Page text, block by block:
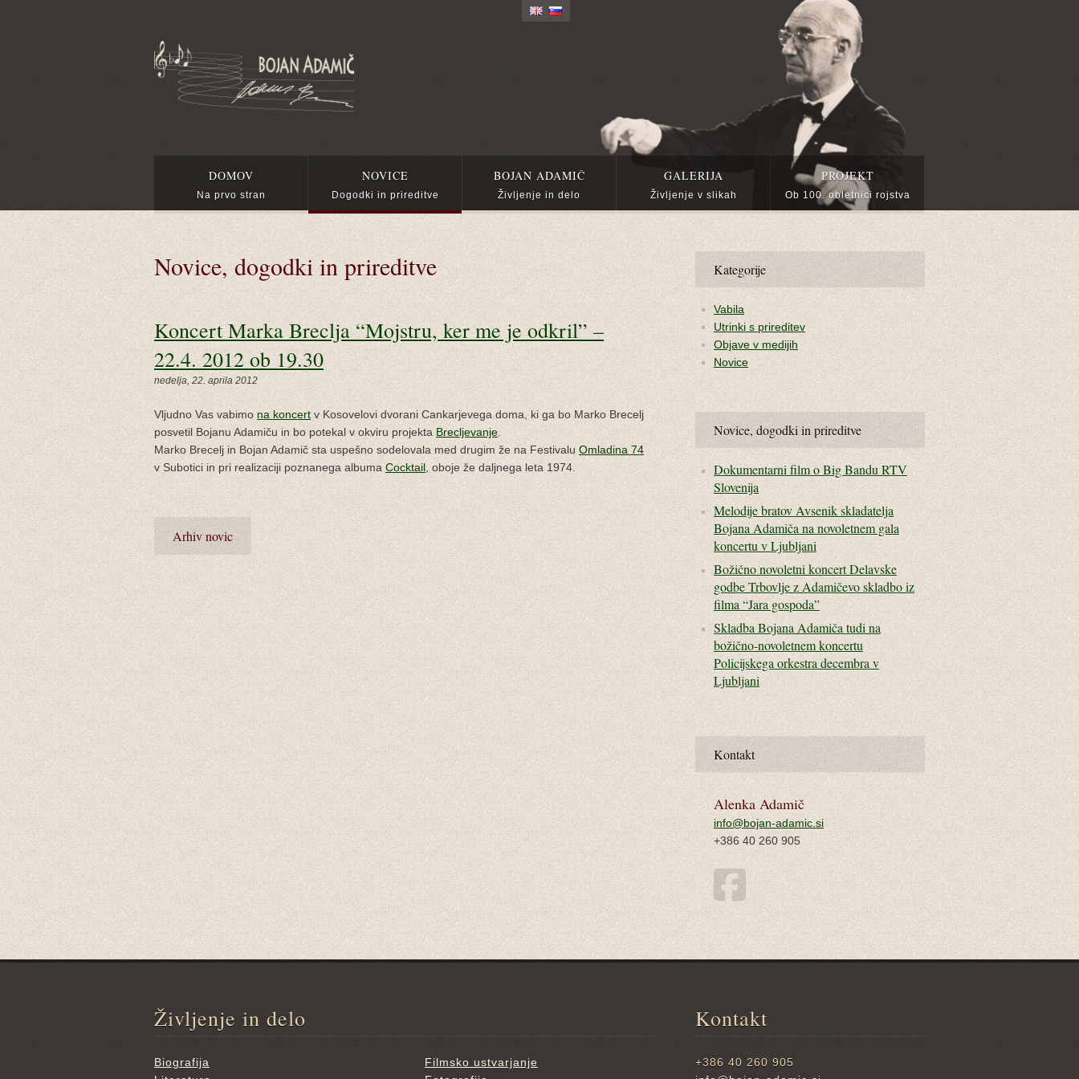
DOMOV
Na prvo stran
NOVICE
Dogodki in prireditve
BOJAN ADAMIČ
Življenje in delo
GALERIJA
Življenje v slikah
PROJEKT
Ob 100. obletnici rojstva
Novice, dogodki in prireditve
Koncert Marka Breclja “Mojstru, ker me je odkril” –
22.4. 2012 ob 19.30
nedelja, 22. aprila 2012
Vljudno Vas vabimo na koncertv Kosovelovi dvorani Cankarjevega doma, ki ga bo Marko Brecelj
posvetil Bojanu Adamiču in bo potekal v okviru projekta Brecljevanje.
Marko Brecelj in Bojan Adamič sta uspešno sodelovala med drugim že na Festivalu Omladina 74
v Subotici in pri realizaciji poznanega albumaCocktail, oboje že daljnega leta 1974.
Arhiv novic
Kategorije
Vabila
Utrinki s prireditev
Objave v medijih
Novice
Novice, dogodki in prireditve
Dokumentarni film o Big Bandu RTV
Slovenija
Melodije bratov Avsenik skladatelja
Bojana Adamiča na novoletnem gala
koncertu v Ljubljani
Božično novoletni koncert Delavske
godbe Trbovlje z Adamičevo skladbo iz
filma “Jara gospoda”
Skladba Bojana Adamiča tudi na
božično-novoletnem koncertu
Policijskega orkestra decembra v
Ljubljani
Kontakt
Alenka Adamič
info@bojan-adamic.si
+386 40 260 905
Življenje in delo
Biografija
Filmsko ustvarjanje
Kontakt
+386 40 260 905